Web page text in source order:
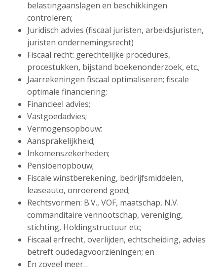
belastingaanslagen en beschikkingen
controleren;
Juridisch advies (fiscaal juristen, arbeidsjuristen,
juristen ondernemingsrecht)
Fiscaal recht: gerechtelijke procedures,
procestukken, bijstand boekenonderzoek, etc.;
Jaarrekeningen fiscaal optimaliseren; fiscale
optimale financiering;
Financieel advies;
Vastgoedadvies;
Vermogensopbouw;
Aansprakelijkheid;
Inkomenszekerheden;
Pensioenopbouw;
Fiscale winstberekening, bedrijfsmiddelen,
leaseauto, onroerend goed;
Rechtsvormen: B.V., VOF, maatschap, N.V.
commanditaire vennootschap, vereniging,
stichting, Holdingstructuur etc;
Fiscaal erfrecht, overlijden, echtscheiding, advies
betreft oudedagvoorzieningen; en
En zoveel meer…